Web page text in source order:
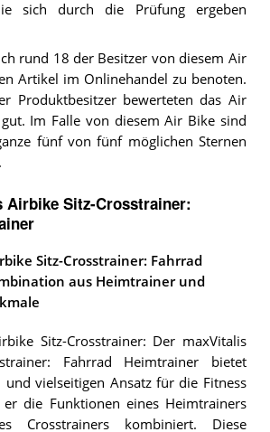
sich durch die Prüfung ergeben
rund 18 der Besitzer von diesem Air
Artikel im Onlinehandel zu benoten.
Produktbesitzer bewerteten das Air
Im Falle von diesem Air Bike sind
fünf von fünf möglichen Sternen
Airbike Sitz-Crosstrainer:
Sitz-Crosstrainer: Fahrrad
aus Heimtrainer und
Sitz-Crosstrainer: Der maxVitalis
Fahrrad Heimtrainer bietet
vielseitigen Ansatz für die Fitness
die Funktionen eines Heimtrainers
Crosstrainers kombiniert. Diese